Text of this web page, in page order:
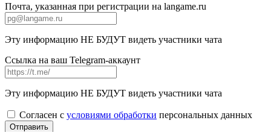
Почта, указанная при регистрации на langame.ru
Эту информацию НЕ БУДУТ видеть участники чата
Ссылка на ваш Telegram-аккаунт
Эту информацию НЕ БУДУТ видеть участники чата
Согласен с условиями обработки персональных данных
Отправить